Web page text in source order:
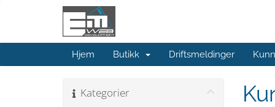
Hjem Butikk Driftsmeldinger
Kategorier